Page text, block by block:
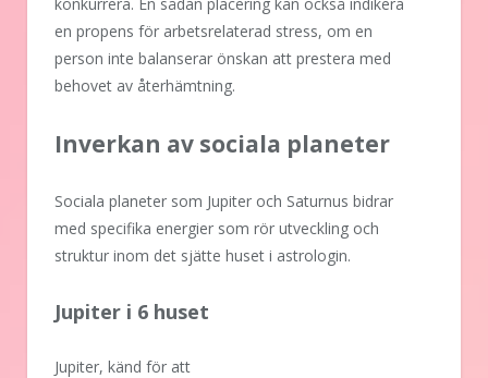
en propens för arbetsrelaterad stress, om en
person inte balanserar önskan att prestera med
behovet av återhämtning.
Inverkan av sociala planeter
Sociala planeter som Jupiter och Saturnus bidrar
med specifika energier som rör utveckling och
struktur inom det sjätte huset i astrologin.
Jupiter i 6 huset
Jupiter, känd för att